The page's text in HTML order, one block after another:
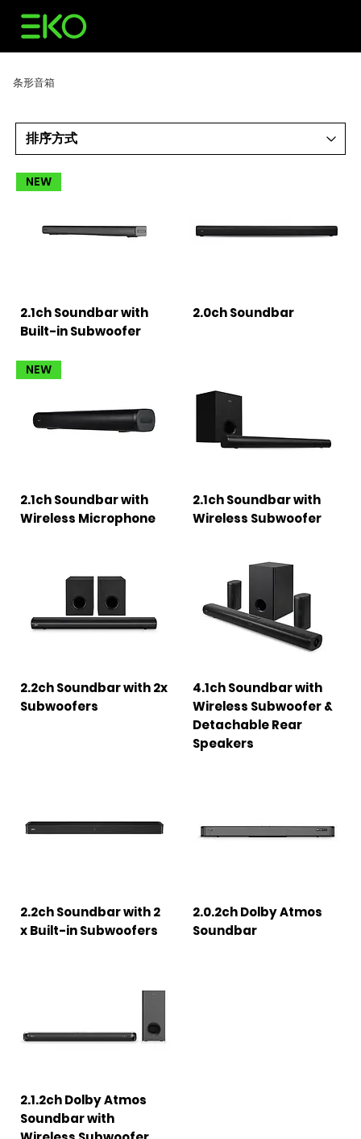
条形音箱
NEW
2.1ch Soundbar with
Built-in Subwoofer
2.0ch Soundbar
NEW
2.1ch Soundbar with
Wireless Microphone
2.1ch Soundbar with
Wireless Subwoofer
2.2ch Soundbar with 2x
Subwoofers
4.1ch Soundbar with
Wireless Subwoofer &
Detachable Rear
Speakers
2.2ch Soundbar with 2
x Built-in Subwoofers
2.0.2ch Dolby Atmos
Soundbar
2.1.2ch Dolby Atmos
Soundbar with